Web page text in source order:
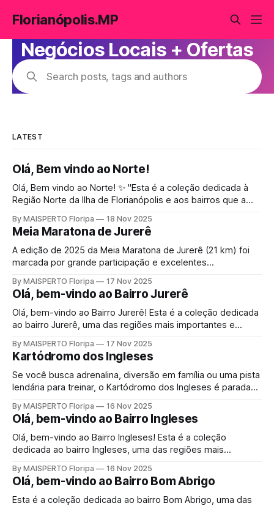
Florianópolis.MP
Negócios Locais + Ofertas
Search posts, tags and authors
LATEST
Olá, Bem vindo ao Norte!
Olá, Bem vindo ao Norte! ✨ "Esta é a coleção dedicada à
Região Norte da Ilha de Florianópolis e aos bairros que a
By MAISPERTO Floripa 18 Nov 2025
Meia Maratona de Jurerê
A edição de 2025 da Meia Maratona de Jurerê (21 km) foi
marcada por grande participação e excelentes
premiação e brindes dos patrocinadores, com destaque
para atletas que se sobressaíram em diferentes faixas
etárias e categorias
By MAISPERTO Floripa 17 Nov 2025
Olá, bem-vindo ao Bairro Jurerê
Olá, bem-vindo ao Bairro Jurerê! Esta é a coleção dedicada
ao bairro Jurerê, uma das regiões mais importantes e
By MAISPERTO Floripa 17 Nov 2025
Kartódromo dos Ingleses
Se você busca adrenalina, diversão em família ou uma pista
lendária para treinar, o Kartódromo dos Ingleses é parada
Kartódromo dos Ingleses: Acelere em Florianópolis! Mais do
que um espaço esportivo, ele é parte da história do
automobilismo brasileiro e
By MAISPERTO Floripa 16 Nov 2025
Olá, bem-vindo ao Bairro Ingleses
Olá, bem-vindo ao Bairro Ingleses! Esta é a coleção
dedicada ao bairro Ingleses, uma das regiões mais
conteúdos completos sobre ...
By MAISPERTO Floripa 16 Nov 2025
Olá, bem-vindo ao Bairro Bom Abrigo
Esta é a coleção dedicada ao bairro Bom Abrigo, uma das